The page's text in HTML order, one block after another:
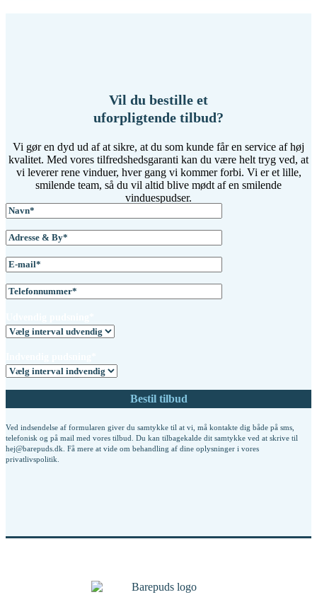
Vil du bestille et
uforpligtende tilbud?
Vi gør en dyd ud af at sikre, at du som kunde får en service af høj
kvalitet. Med vores tilfredshedsgaranti kan du være helt tryg ved, at
vi leverer rene vinduer, hver gang vi kommer forbi. Vi er et lille,
smilende team, så du vil altid blive mødt af en smilende
vinduespudser.
Ved indsendelse af formularen giver du samtykke til at vi, må kontakte dig både på sms,
telefonisk og på mail med vores tilbud. Du kan tilbagekalde dit samtykke ved at skrive til
hej@barepuds.dk. Få mere at vide om behandling af dine oplysninger i vores
privatlivspolitik